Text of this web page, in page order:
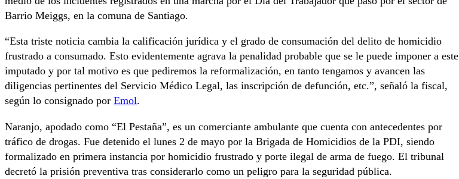
Barrio Meiggs, en la comuna de Santiago.
“Esta triste noticia cambia la calificación jurídica y el grado de consumación del delito de homicidio
frustrado a consumado. Esto evidentemente agrava la penalidad probable que se le puede imponer a este
imputado y por tal motivo es que pediremos la reformalización, en tanto tengamos y avancen las
diligencias pertinentes del Servicio Médico Legal, las inscripción de defunción, etc.”, señaló la fiscal,
según lo consignado por Emol.
Naranjo, apodado como “El Pestaña”, es un comerciante ambulante que cuenta con antecedentes por
tráfico de drogas. Fue detenido el lunes 2 de mayo por la Brigada de Homicidios de la PDI, siendo
formalizado en primera instancia por homicidio frustrado y porte ilegal de arma de fuego. El tribunal
decretó la prisión preventiva tras considerarlo como un peligro para la seguridad pública.